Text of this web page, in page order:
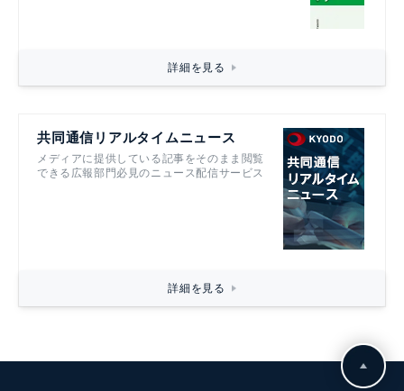
詳細を見る
共同通信リアルタイムニュース
メディアに提供している記事をそのまま閲覧
できる広報部門必見のニュース配信サービス
詳細を見る